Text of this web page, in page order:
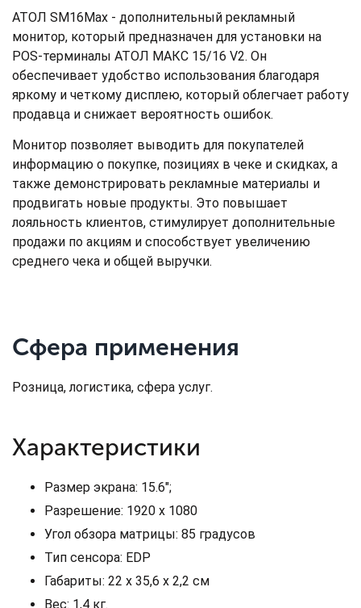
АТОЛ SM16Max - дополнительный рекламный
монитор, который предназначен для установки на
POS-терминалы АТОЛ МАКС 15/16 V2. Он
обеспечивает удобство использования благодаря
яркому и четкому дисплею, который облегчает работу
продавца и снижает вероятность ошибок.
Монитор позволяет выводить для покупателей
информацию о покупке, позициях в чеке и скидках, а
также демонстрировать рекламные материалы и
продвигать новые продукты. Это повышает
лояльность клиентов, стимулирует дополнительные
продажи по акциям и способствует увеличению
среднего чека и общей выручки.
Сфера применения
Розница, логистика, сфера услуг.
Характеристики
Размер экрана: 15.6";
Разрешение: 1920 x 1080
Угол обзора матрицы: 85 градусов
Тип сенсора: EDP
Габариты: 22 х 35,6 х 2,2 см
Вес: 1,4 кг.